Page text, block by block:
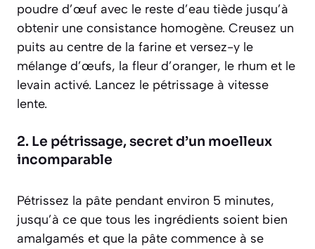
poudre d’œuf avec le reste d’eau tiède jusqu’à
obtenir une consistance homogène. Creusez un
puits au centre de la farine et versez-y le
mélange d’œufs, la fleur d’oranger, le rhum et le
levain activé. Lancez le pétrissage à vitesse
lente.
2. Le pétrissage, secret d’un moelleux
incomparable
Pétrissez la pâte pendant environ 5 minutes,
jusqu’à ce que tous les ingrédients soient bien
amalgamés et que la pâte commence à se